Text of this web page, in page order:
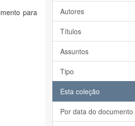
para
Autores
Títulos
Assuntos
Tipo
Esta coleção
Por data do documento